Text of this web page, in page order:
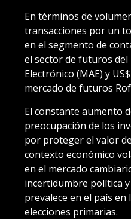
En términos de
transacciones por un
en el segmento de
el sector de futuros
Electrónico (MAE) y
mercado de futuros
El constante aumento
preocupación de los
por proteger el valor
contexto económico
en el mercado
incertidumbre política
prevalece en el país en
elecciones primarias.